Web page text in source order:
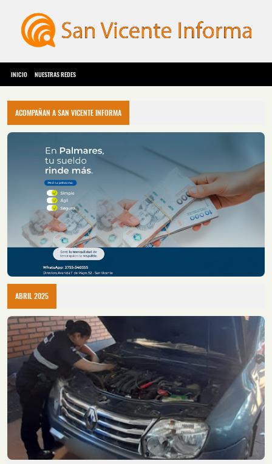
INICIO NUESTRAS REDES
ACOMPAÑAN A SAN VICENTE INFORMA
ABRIL 2025